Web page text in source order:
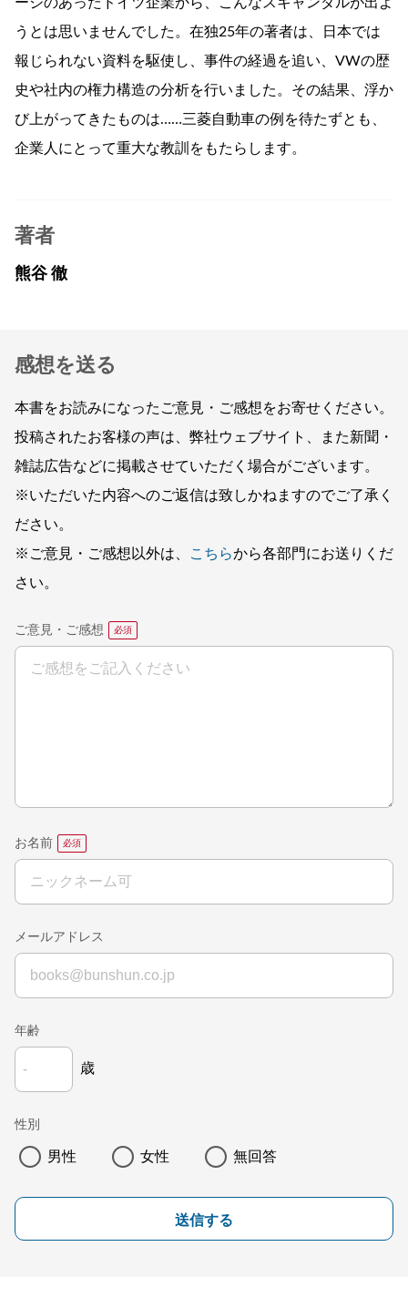
ージのあったドイツ企業から、こんなスキャンダルが出よ
うとは思いませんでした。在独25年の著者は、日本では
報じられない資料を駆使し、事件の経過を追い、VWの歴
史や社内の権力構造の分析を行いました。その結果、浮か
び上がってきたものは……三菱自動車の例を待たずとも、
企業人にとって重大な教訓をもたらします。
著者
熊谷 徹
感想を送る
本書をお読みになったご意見・ご感想をお寄せください。
投稿されたお客様の声は、弊社ウェブサイト、また新聞・
雑誌広告などに掲載させていただく場合がございます。
※いただいた内容へのご返信は致しかねますのでご了承く
ださい。
※ご意見・ご感想以外は、
こちらから各部門にお送りくだ
さい。
ご意見・ご感想
お名前
メールアドレス
年齢
歳
性別
男性 女性 無回答
送信する